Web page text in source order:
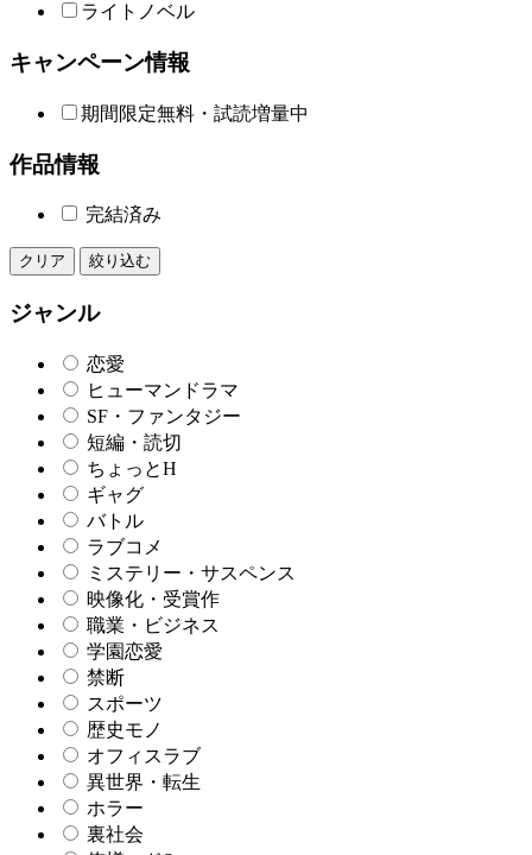
ライトノベル
キャンペーン情報
期間限定無料・試読増量中
作品情報
完結済み
クリア 絞り込む
ジャンル
恋愛
ヒューマンドラマ
SF・ファンタジー
短編・読切
ちょっとH
ギャグ
バトル
ラブコメ
ミステリー・サスペンス
映像化・受賞作
職業・ビジネス
学園恋愛
禁断
スポーツ
歴史モノ
オフィスラブ
異世界・転生
ホラー
裏社会